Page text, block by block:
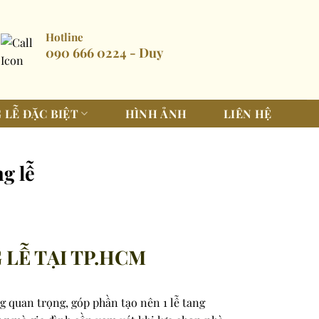
Hotline
090 666 0224 - Duy
LỄ ĐẶC BIỆT HÌNH ẢNH LIÊN HỆ
lễ
LỄ TẠI TP.HCM
quan trọng, góp phần tạo nên 1 lễ tang